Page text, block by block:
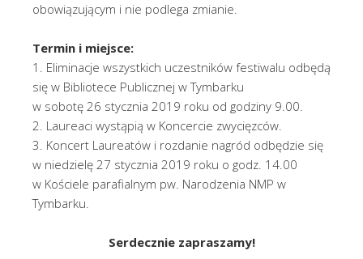
obowiązującym i nie podlega zmianie.
Termin i miejsce:
1. Eliminacje wszystkich uczestników festiwalu odbędą
się w Bibliotece Publicznej w Tymbarku
w sobotę 26 stycznia 2019 roku od godziny 9.00.
2. Laureaci wystąpią w Koncercie zwycięzców.
3. Koncert Laureatów i rozdanie nagród odbędzie się
w niedzielę 27 stycznia 2019 roku o godz. 14.00
w Kościele parafialnym pw. Narodzenia NMP w
Tymbarku.
Serdecznie zapraszamy!